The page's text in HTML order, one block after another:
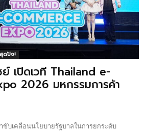
ดปัง!
เปิดเวที Thailand e-
2026 มหกรรมการค้า
บเคลื่อนนโยบายรัฐบาลในการยกระดับ